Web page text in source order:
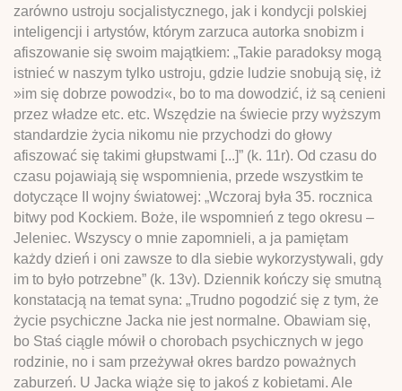
zarówno ustroju socjalistycznego, jak i kondycji polskiej
inteligencji i artystów, którym zarzuca autorka snobizm i
afiszowanie się swoim majątkiem: „Takie paradoksy mogą
istnieć w naszym tylko ustroju, gdzie ludzie snobują się, iż
»im się dobrze powodzi«, bo to ma dowodzić, iż są cenieni
przez władze etc. etc. Wszędzie na świecie przy wyższym
standardzie życia nikomu nie przychodzi do głowy
afiszować się takimi głupstwami [...]” (k. 11r). Od czasu do
czasu pojawiają się wspomnienia, przede wszystkim te
dotyczące II wojny światowej: „Wczoraj była 35. rocznica
bitwy pod Kockiem. Boże, ile wspomnień z tego okresu –
Jeleniec. Wszyscy o mnie zapomnieli, a ja pamiętam
każdy dzień i oni zawsze to dla siebie wykorzystywali, gdy
im to było potrzebne” (k. 13v). Dziennik kończy się smutną
konstatacją na temat syna: „Trudno pogodzić się z tym, że
życie psychiczne Jacka nie jest normalne. Obawiam się,
bo Staś ciągle mówił o chorobach psychicznych w jego
rodzinie, no i sam przeżywał okres bardzo poważnych
zaburzeń. U Jacka wiąże się to jakoś z kobietami. Ale